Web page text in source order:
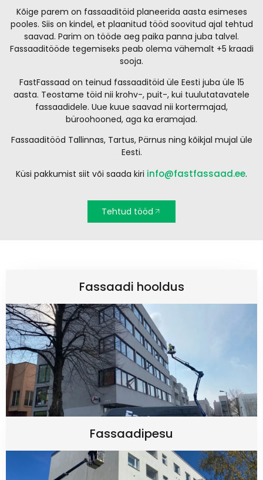
Kõige parem on fassaaditöid planeerida aasta esimeses
pooles. Siis on kindel, et plaanitud tööd soovitud ajal tehtud
saavad. Parim on tööde aeg paika panna juba talvel.
Fassaaditööde tegemiseks peab olema vähemalt +5 kraadi
sooja.
FastFassaad on teinud fassaaditöid üle Eesti juba üle 15
aasta. Teostame töid nii krohv-, puit-, kui tuulutatavatele
fassaadidele. Uue kuue saavad nii kortermajad,
büroohooned, aga ka eramajad.
Fassaaditööd Tallinnas, Tartus, Pärnus ning kõikjal mujal üle
Eesti.
Küsi pakkumist siit või saada kiri info@fastfassaad.ee.
Tehtud tööd
Fassaadi hooldus
Fassaadipesu